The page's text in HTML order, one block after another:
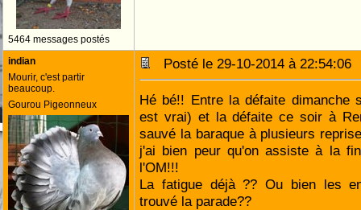
5464 messages postés
indian
Mourir, c'est partir
beaucoup.
Gourou Pigeonneux
Posté le 29-10-2014 à
Hé bé!! Entre la défaite dimanche
est vrai) et la défaite ce soir à
sauvé la baraque à plusieurs
j'ai bien peur qu'on assiste à la
l'OM!!!
La fatigue déjà ?? Ou bien les
trouvé la parade??